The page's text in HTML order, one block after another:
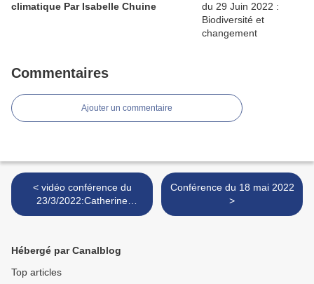
climatique Par Isabelle Chuine
Commentaires
Ajouter un commentaire
< vidéo conférence du
23/3/2022:Catherine
JESSUS :"Edouard
Conférence du 18 mai 2022
>
Hébergé par Canalblog
Top articles